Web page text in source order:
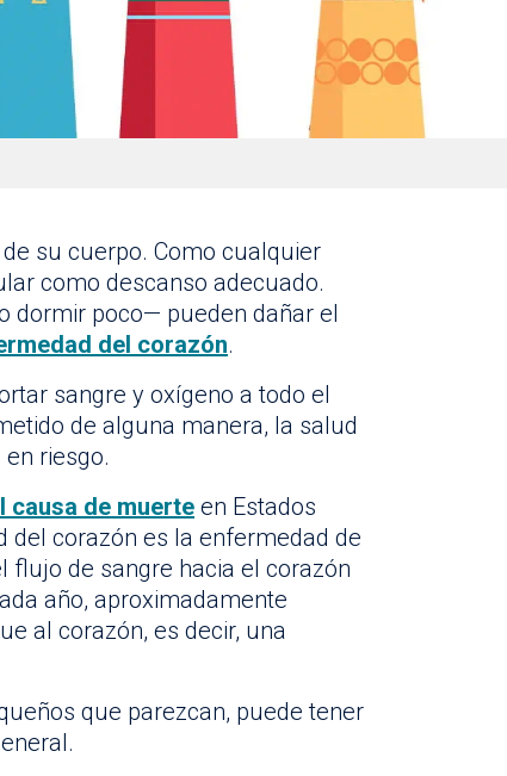
su cuerpo. Como cualquier
como descanso adecuado.
dormir poco— pueden dañar el
del corazón.
sangre y oxígeno a todo el
de alguna manera, la salud
riesgo.
causa de muerte en Estados
del corazón es la enfermedad de
flujo de sangre hacia el corazón
año, aproximadamente
al corazón, es decir, una
que parezcan, puede tener